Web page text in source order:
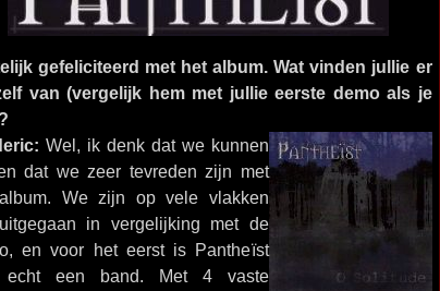
gefeliciteerd met het album. Wat vinden jullie er
van (vergelijk hem met jullie eerste demo als je
Wel, ik denk dat we kunnen
dat we zeer tevreden zijn met
We zijn op vele vlakken
in vergelijking met de
en voor het eerst is Pantheïst
echt een band. Met 4 vaste